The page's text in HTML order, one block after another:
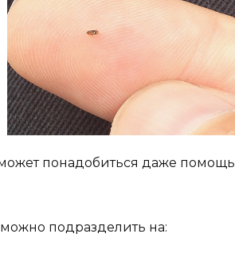
понадобиться даже помощь
подразделить на: